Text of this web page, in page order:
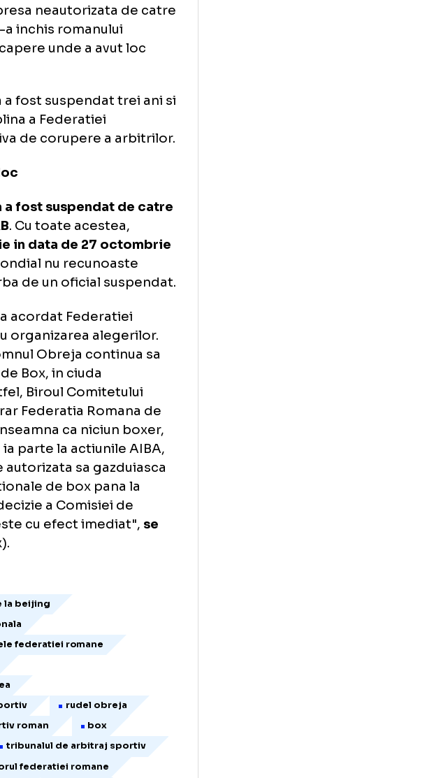
(2008)
un scandal imens si la
in calitate de delegat
de presa neautorizata de catre
i-a inchis romanului
a fost suspendat trei ani si
a Federatiei
de corupere a arbitrilor.
avut loc
Obreja a fost suspendat de catre
al FRB. Cu toate acestea,
functie in data de 27 octombrie
mondial nu recunoaste
vorba de un oficial suspendat.
AIBA a acordat Federatiei
pentru organizarea alegerilor.
domnul Obreja continua sa
de Box, in ciuda
ce inseamna ca niciun boxer,
sa ia parte la actiunile AIBA,
este autorizata sa gazduiasca
de box pana la
o decizie a Comisiei de
este cu efect imediat",